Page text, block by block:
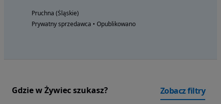
Pruchna (Śląskie)
Prywatny sprzedawca • Opublikowano
Gdzie w Żywiec szukasz? Zobacz filtry